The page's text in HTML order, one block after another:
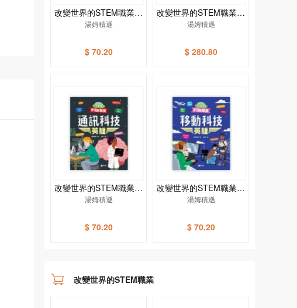
改變世界的STEM職業：
健康科技英雄
湯姆積遜
$ 70.20
改變世界的STEM職業套
裝（一套4冊）
湯姆積遜
$ 280.80
改變世界的STEM職業：
通訊科技英雄
湯姆積遜
$ 70.20
改變世界的STEM職業：
移動科技英雄
湯姆積遜
$ 70.20
改變世界的STEM職業